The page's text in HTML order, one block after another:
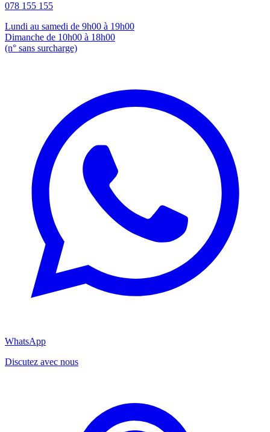
078 155 155
Lundi au samedi de 9h00 à 19h00
Dimanche de 10h00 à 18h00
(n° sans surcharge)
WhatsApp
Discutez avec nous